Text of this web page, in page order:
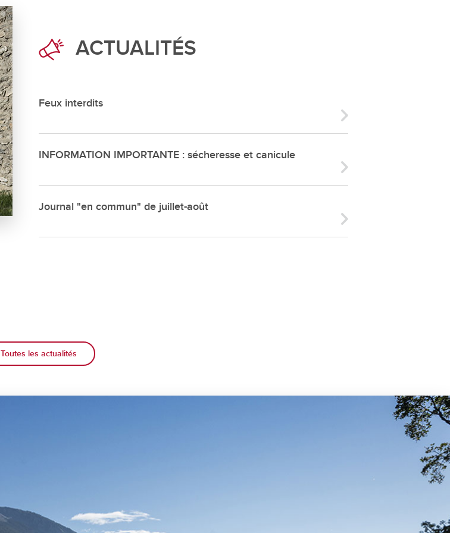
Annuaire communal
ACTUALITÉS
Feux interdits
INFORMATION IMPORTANTE : sécheresse et canicule
Journal "en commun" de juillet-août
Toutes les actualités